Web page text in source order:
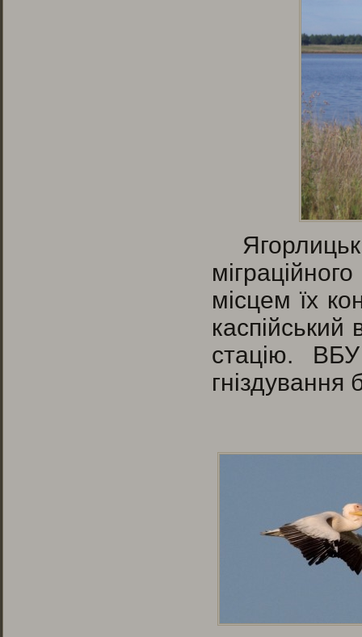
місцем їх
стацію.
гніздування